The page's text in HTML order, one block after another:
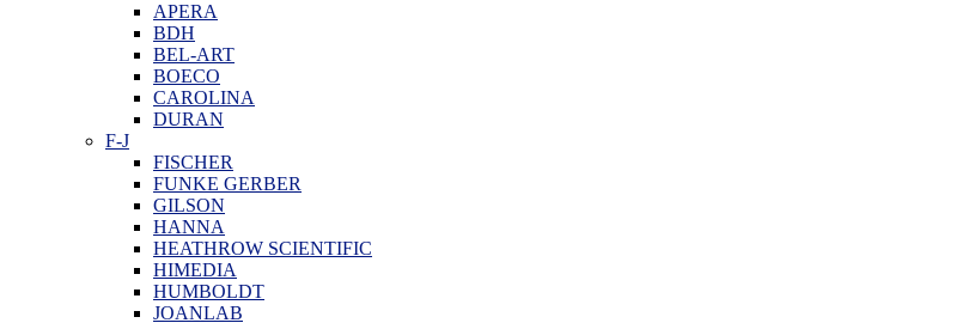
APERA
BDH
BEL-ART
BOECO
CAROLINA
DURAN
F-J
FISCHER
FUNKE GERBER
GILSON
HANNA
HEATHROW SCIENTIFIC
HIMEDIA
HUMBOLDT
JOANLAB